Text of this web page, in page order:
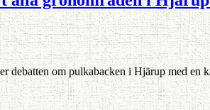
om pulkabacken i Hjärup med